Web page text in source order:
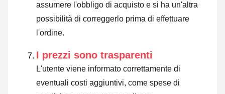
assumere l'obbligo di acquisto e si ha un'altra
possibilità di correggerlo prima di effettuare
l'ordine.
I prezzi sono trasparenti
L'utente viene informato correttamente di
eventuali costi aggiuntivi, come spese di